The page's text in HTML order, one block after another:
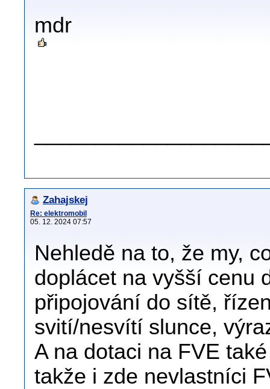
mdr
Zahajskej
Re: elektromobil
05. 12. 2024 07:57
Nehledě na to, že my,
doplácet na vyšší cenu
připojování do sítě,
svití/nesvítí slunce,
A na dotaci na FVE
takže i zde nevlastníci